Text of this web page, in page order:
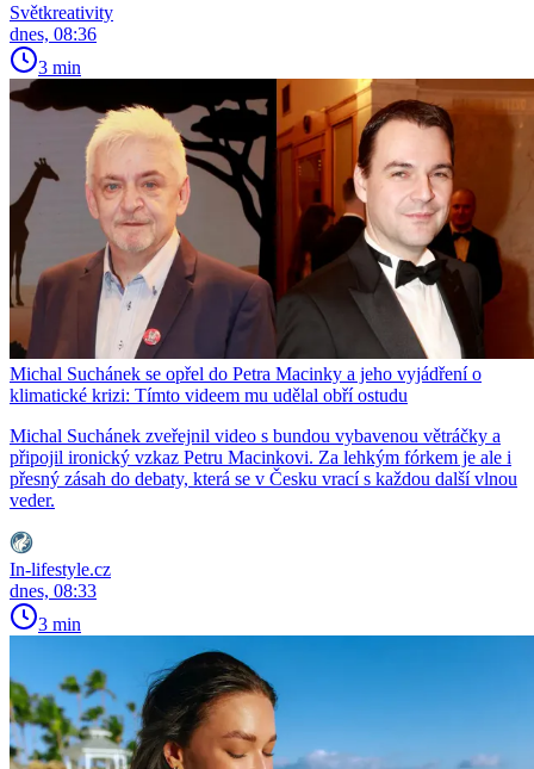
Světkreativity
dnes, 08:36
3 min
Michal Suchánek se opřel do Petra Macinky a jeho vyjádření o
klimatické krizi: Tímto videem mu udělal obří ostudu
Michal Suchánek zveřejnil video s bundou vybavenou větráčky a
připojil ironický vzkaz Petru Macinkovi. Za lehkým fórkem je ale i
přesný zásah do debaty, která se v Česku vrací s každou další vlnou
veder.
In-lifestyle.cz
dnes, 08:33
3 min